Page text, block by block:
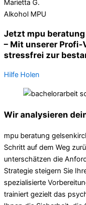
Marietta G.
Alkohol MPU
Jetzt mpu
– Mit unserer
stressfrei zur
Hilfe Holen
Wir analysieren
mpu beratung
Schritt auf dem Weg
unterschätzen die
Strategie steigern Sie
spezialisierte
trainiert gezielt das